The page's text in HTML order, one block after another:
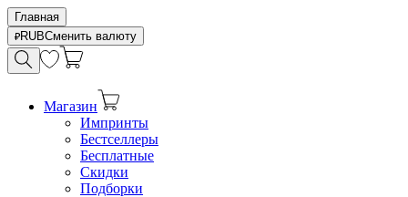
Главная
RUBСменить валюту
Магазин
Импринты
Бестселлеры
Бесплатные
Скидки
Подборки